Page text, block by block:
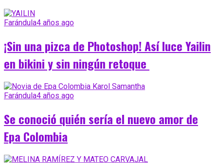
Farándula4 años ago
¡Sin una pizca de Photoshop! Así luce Yailin
en bikini y sin ningún retoque
Farándula4 años ago
Se conoció quién sería el nuevo amor de
Epa Colombia